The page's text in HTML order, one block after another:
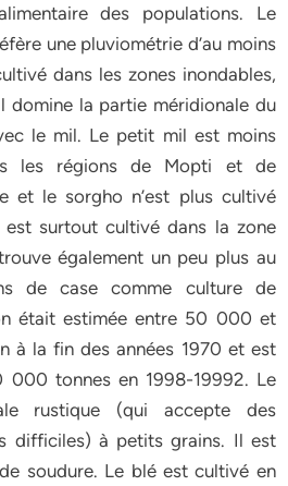
des populations. Le
une pluviométrie d’au moins
dans les zones inondables,
domine la partie méridionale du
le mil. Le petit mil est moins
les régions de Mopti et de
et le sorgho n’est plus cultivé
est surtout cultivé dans la zone
également un peu plus au
de case comme culture de
était estimée entre 50 000 et
à la fin des années 1970 et est
000 tonnes en 1998-19992. Le
rustique (qui accepte des
difficiles) à petits grains. Il est
soudure. Le blé est cultivé en